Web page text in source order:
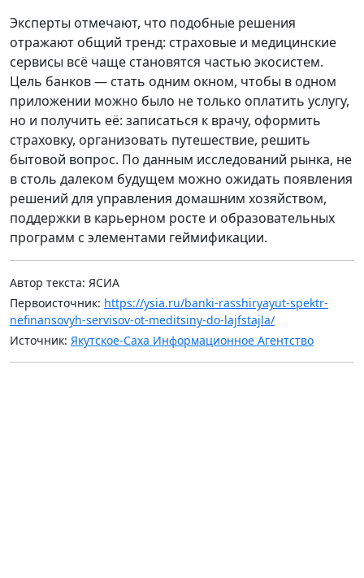
Эксперты отмечают, что подобные решения
отражают общий тренд: страховые и медицинские
сервисы всё чаще становятся частью экосистем.
Цель банков — стать одним окном, чтобы в одном
приложении можно было не только оплатить услугу,
но и получить её: записаться к врачу, оформить
страховку, организовать путешествие, решить
бытовой вопрос. По данным исследований рынка, не
в столь далеком будущем можно ожидать появления
решений для управления домашним хозяйством,
поддержки в карьерном росте и образовательных
программ с элементами геймификации.
Автор текста: ЯСИА
Первоисточник: https://ysia.ru/banki-rasshiryayut-spektr-
nefinansovyh-servisov-ot-meditsiny-do-lajfstajla/
Источник: Якутское-Саха Информационное Агентство